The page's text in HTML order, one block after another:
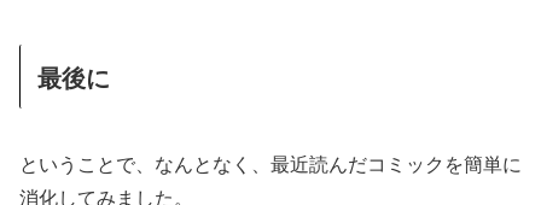
最後に
ということで、なんとなく、最近読んだコミックを簡単に
消化してみました。